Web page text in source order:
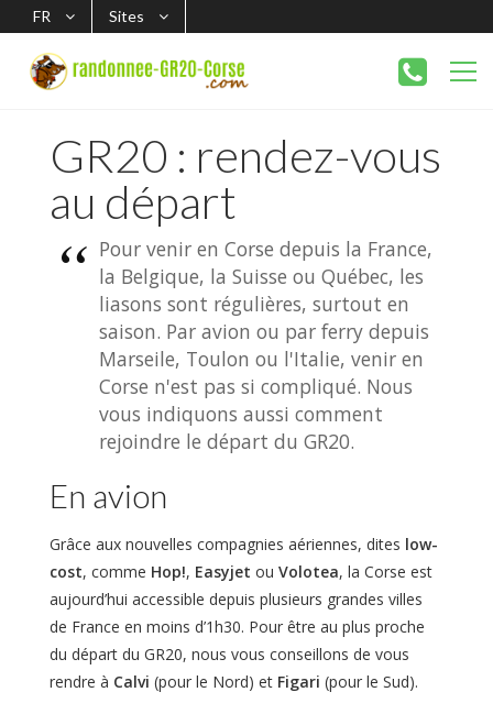
FR Sites
GR20 : rendez-vous
au départ
Pour venir en Corse depuis la France,
la Belgique, la Suisse ou Québec, les
liasons sont régulières, surtout en
saison. Par avion ou par ferry depuis
Marseile, Toulon ou l'Italie, venir en
Corse n'est pas si compliqué. Nous
vous indiquons aussi comment
rejoindre le départ du GR20.
En avion
Grâce aux nouvelles compagnies aériennes, dites low-
cost, comme Hop!, Easyjet ou Volotea, la Corse est
aujourd’hui accessible depuis plusieurs grandes villes
de France en moins d’1h30. Pour être au plus proche
du départ du GR20, nous vous conseillons de vous
rendre à Calvi (pour le Nord) et Figari (pour le Sud).